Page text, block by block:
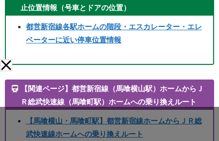
止位置情報（号車とドアの位置）
都営新宿線各駅ホームの階段・エスカレーター・エレ
ベーターに近い停車位置情報
【関連ページ】都営新宿線（馬喰横山駅）ホームからＪ
Ｒ総武快速線（馬喰町駅）ホームへの乗り換えルート
【馬喰横山・馬喰町駅】都営新宿線ホームからＪＲ総
武快速線ホームへの乗り換えルート